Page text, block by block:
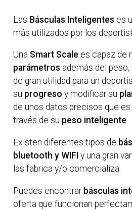
Las Básculas Inteligentes es
más utilizados por los
Una Smart Scale es capaz de
parámetros además del
de gran utilidad para un
su progreso y modificar su
de unos datos precisos que
través de su peso inteligente.
Existen diferentes tipos de
bluetooth y WIFI y una gran
las fabrica y/o comercializa.
Puedes encontrar básculas
oferta que funcionan